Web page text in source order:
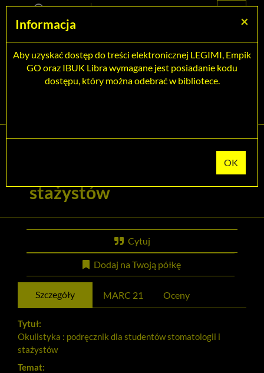
główne
główna
strona
główna
Menu
Wszystkie pola
Rozszerzone
Tytuł pozycji:
Okulistyka : podręcznik dla
studentów stomatologii i
stażystów
Cytuj
Dodaj na Twoją półkę
Szczegóły MARC 21 Oceny
Tytuł:
Okulistyka : podręcznik dla studentów stomatologii i
stażystów
Temat:
×
Informacja
Aby uzyskać dostęp do treści elektronicznej LEGIMI, Empik
GO oraz IBUK Libra wymagane jest posiadanie kodu
dostępu, który można odebrać w bibliotece.